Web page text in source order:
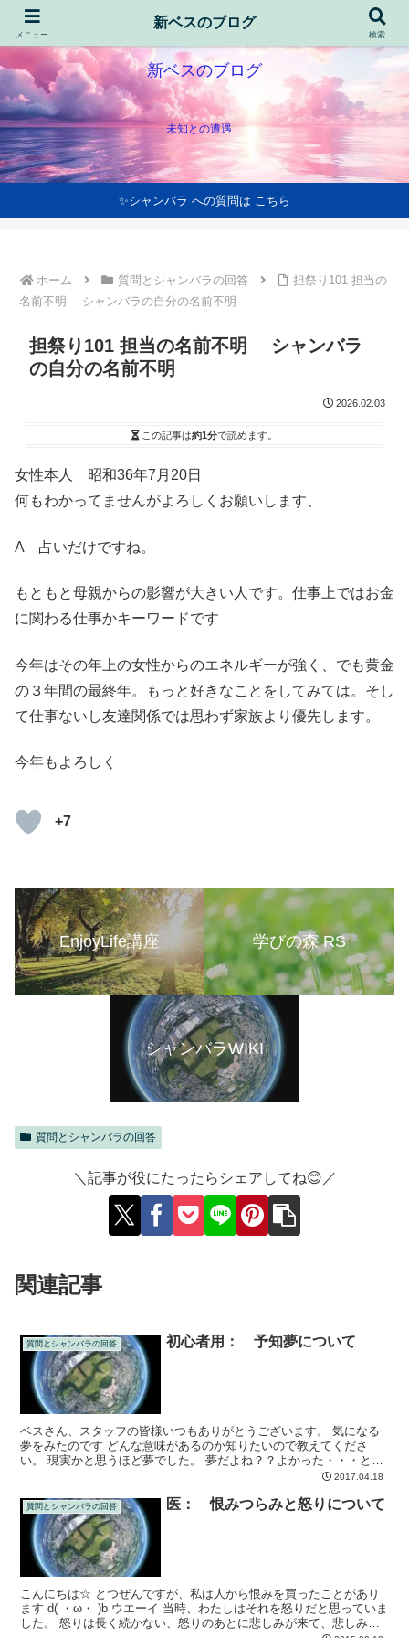
新ベスのブログ
未知との遭遇
✨シャンバラ への質問は こちら
ホーム 質問とシャンバラの回答
担祭り101 担当の
名前不明 シャンバラの自分の名前不明
担祭り101 担当の名前不明 シャンバラ
の自分の名前不明
2026.02.03
この記事は約1分で読めます。
女性本人 昭和36年7月20日
何もわかってませんがよろしくお願いします、
A 占いだけですね。
もともと母親からの影響が大きい人です。仕事上ではお金
に関わる仕事かキーワードです
今年はその年上の女性からのエネルギーが強く、でも黄金
の３年間の最終年。もっと好きなことをしてみては。そし
て仕事ないし友達関係では思わず家族より優先します。
今年もよろしく
+7
EnjoyLife講座 学びの森 RS
シャンバラWIKI
質問とシャンバラの回答
＼記事が役にたったらシェアしてね😊／
関連記事
質問とシャンバラの回答 初心者用： 予知夢について
ベスさん、スタッフの皆様いつもありがとうございます。 気になる
夢をみたのです どんな意味があるのか知りたいので教えてくださ
い。 現実かと思うほど夢でした。 夢だよね？？よかった・・・と何
度も思いました。 息子のベビーサークルの時のママがいる...2017.04.18
質問とシャンバラの回答 医： 恨みつらみと怒りについて
こんにちは☆ とつぜんですが、私は人から恨みを買ったことがあり
ます d( ・ω・ )b ウエーイ 当時、わたしはそれを怒りだと思っていま
した。 怒りは長く続かない、怒りのあとに悲しみが来て、悲しみが
メニュー
新ベスのブログ
検索